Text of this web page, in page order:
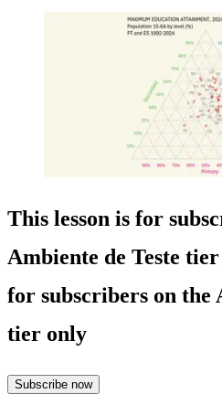
This lesson is for
Ambiente de Teste
for subscribers on the
tier only
Subscribe now